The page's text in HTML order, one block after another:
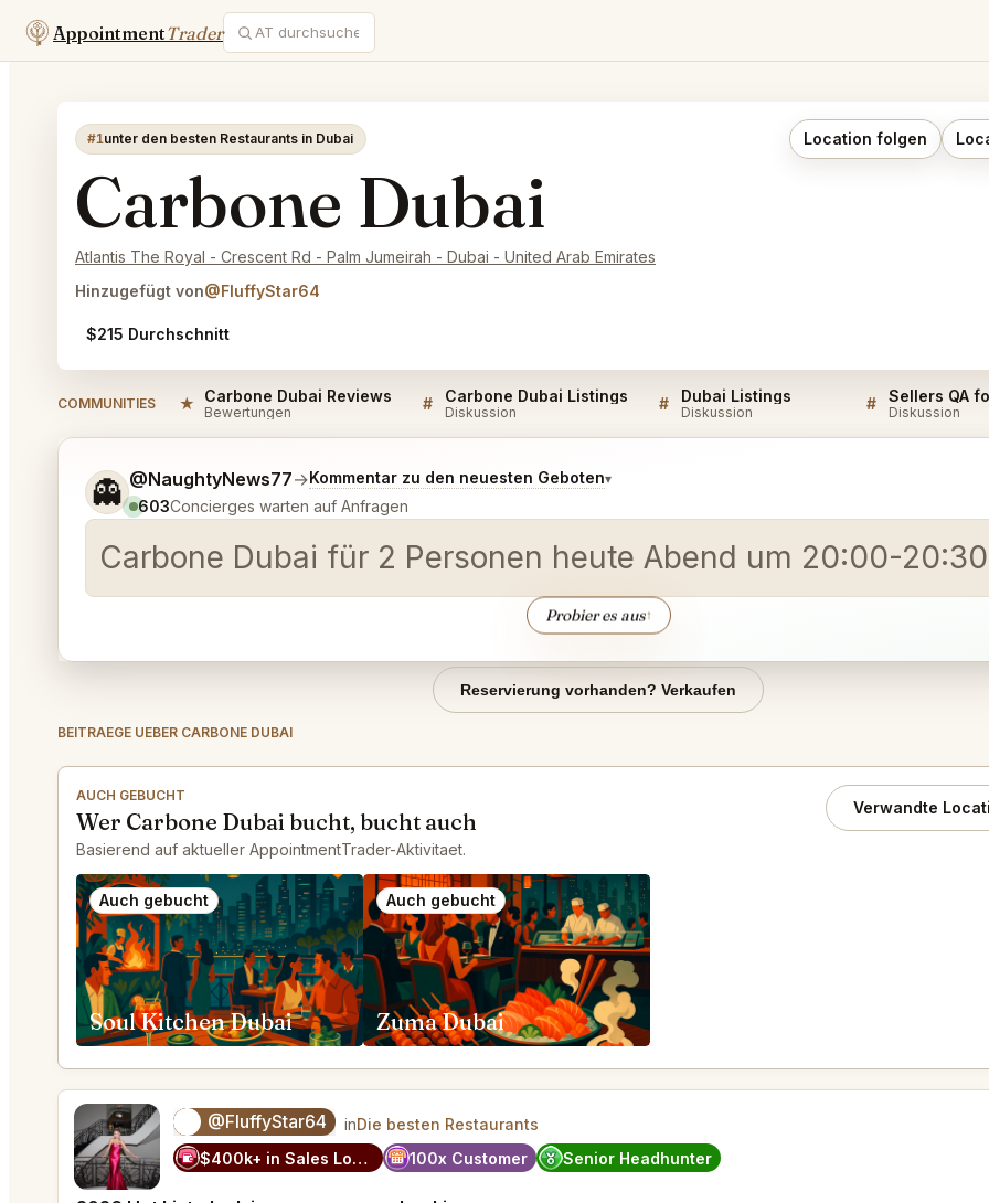
AppointmentTrader
#1unter den besten Restaurants in Dubai Location folgen
Carbone Dubai
Atlantis The Royal - Crescent Rd - Palm Jumeirah - Dubai - United Arab Emirates
Hinzugefügt von@FluffyStar64
$215 Durchschnitt
COMMUNITIES ★ Carbone Dubai Reviews
Bewertungen # Carbone Dubai Listings
Diskussion # Dubai Listings
Diskussion # Sellers QA
Diskussion
👻 @NaughtyNews77→Kommentar zu den neuesten Geboten▾
603Concierges warten auf Anfragen
Carbone Dubai für 2 Personen heute Ab
Probier es aus↑
Sag mir noch etwas genauer, was du möchtest.
Reservierung vorhanden? Verkaufen
BEITRAEGE UEBER CARBONE DUBAI
AUCH GEBUCHT
Wer Carbone Dubai bucht, bucht auch
Basierend auf aktueller AppointmentTrader-Aktivitaet.
Verwandte
Auch gebucht
Soul Kitchen Dubai
Auch gebucht
Zuma Dubai
@FluffyStar64
$400k+ in Sales Low Refunds 100x Customer Senior Headhunter
inDie besten Restaurants